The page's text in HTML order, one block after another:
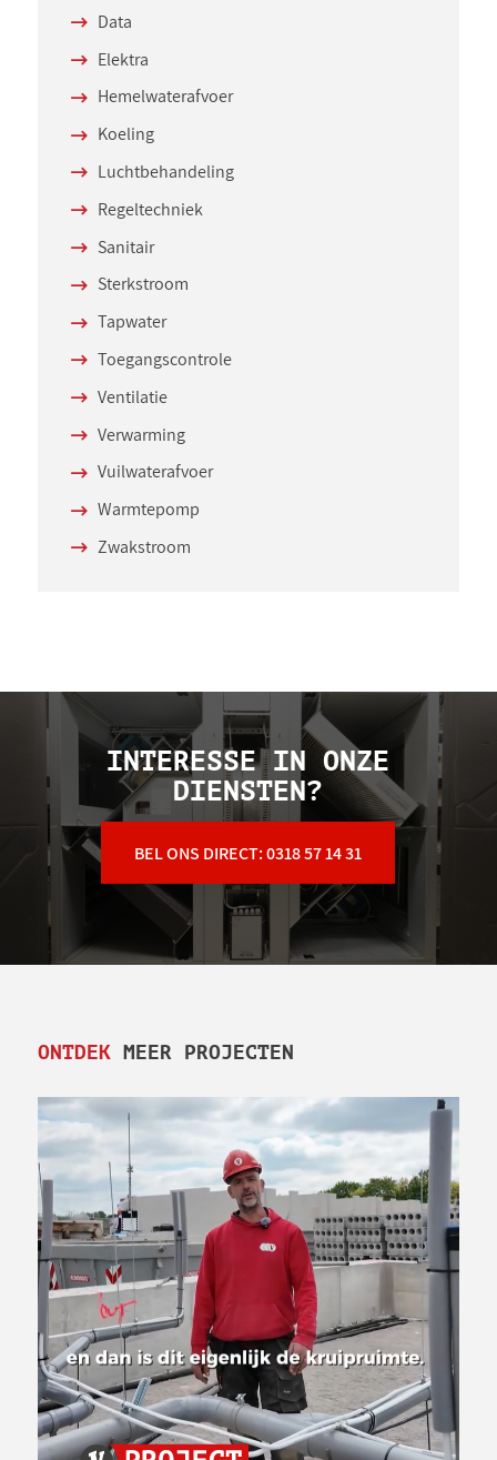
Data
Elektra
Hemelwaterafvoer
Koeling
Luchtbehandeling
Regeltechniek
Sanitair
Sterkstroom
Tapwater
Toegangscontrole
Ventilatie
Verwarming
Vuilwaterafvoer
Warmtepomp
Zwakstroom
INTERESSE IN ONZE
DIENSTEN?
BEL ONS DIRECT: 0318 57 14 31
ONTDEKMEER PROJECTEN